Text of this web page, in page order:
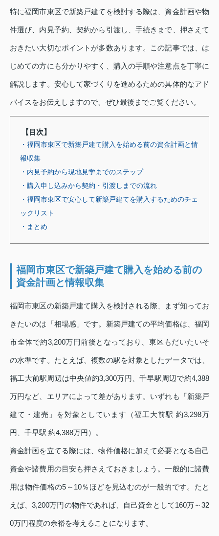
特に福岡市東区で新築戸建てを検討する際は、資金計画や物
件選び、内見予約、契約から引渡し、手続きまで、押さえて
おきたい大切なポイントが多数あります。この記事では、は
じめての方にも分かりやすく、購入の手順や注意点を丁寧に
解説します。安心して家づくりを進めるための具体的なアド
バイスをお伝えしますので、ぜひ最後までご覧ください。
【目次】
・福岡市東区で新築戸建て購入を始める前の資金計画と情
報収集
・内見予約から現地見学までのステップ
・購入申し込みから契約・引渡しまでの流れ
・福岡市東区で安心して新築戸建てを購入するためのチェ
ックリスト
・まとめ
福岡市東区で新築戸建て購入を始める前の
資金計画と情報収集
福岡市東区の新築戸建て購入を検討される際、まず知ってお
きたいのは「相場感」です。新築戸建ての平均価格は、福岡
市全体で約3,200万円前後となっており、東区もだいたいそ
の水準です。たとえば、複数の駅を対象としたデータでは、
福工大前駅周辺は中央値約3,300万円、千早駅周辺で約4,388
万円など、エリアによって差があります。いずれも「新築戸
建て・建売」を対象としています（福工大前駅 約3,298万
円、千早駅 約4,388万円）。
資金計画を立てる際には、物件価格に加えて必要となる自己
資金や諸費用の目安も押さえておきましょう。一般的に諸費
用は物件価格の5～10％ほどを見込むのが一般的です。たと
えば、3,200万円の物件であれば、自己資金として160万～32
0万円程度の余裕を考えることになります。